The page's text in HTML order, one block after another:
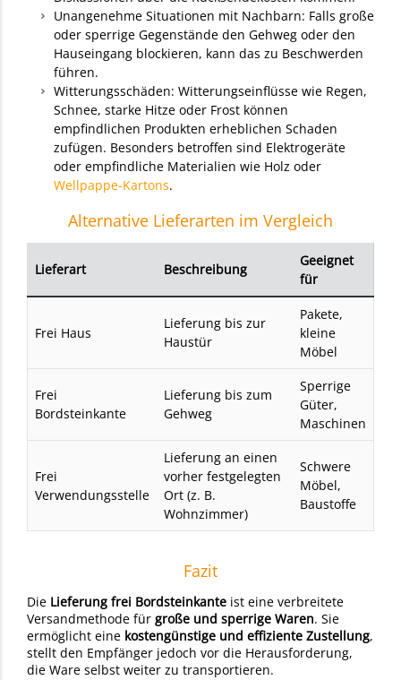
Unangenehme Situationen mit Nachbarn: Falls große
oder sperrige Gegenstände den Gehweg oder den
Hauseingang blockieren, kann das zu Beschwerden
führen.
Witterungsschäden: Witterungseinflüsse wie Regen,
Schnee, starke Hitze oder Frost können
empfindlichen Produkten erheblichen Schaden
zufügen. Besonders betroffen sind Elektrogeräte
oder empfindliche Materialien wie Holz oder
Wellpappe-Kartons.
Alternative Lieferarten im Vergleich
Lieferart Beschreibung
Geeignet
für
Frei Haus
Lieferung bis zur
Haustür
Pakete,
kleine
Möbel
Frei
Bordsteinkante
Lieferung bis zum
Gehweg
Sperrige
Güter,
Maschinen
Frei
Verwendungsstelle
Lieferung an einen
vorher festgelegten
Ort (z. B.
Wohnzimmer)
Schwere
Möbel,
Baustoffe
Fazit
Die Lieferung frei Bordsteinkante ist eine verbreitete
Versandmethode für große und sperrige Waren. Sie
ermöglicht eine kostengünstige und effiziente Zustellung,
stellt den Empfänger jedoch vor die Herausforderung,
die Ware selbst weiter zu transportieren.